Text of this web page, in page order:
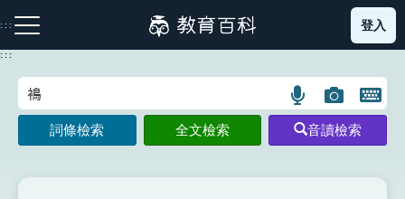
到
主
:::
注音索引圖示 筆畫索引圖示 部首索引表圖示
登入
:::
語
言
搜
圖
片
搜
開
鍵
圖
詞條檢索 全文檢索 音讀檢索